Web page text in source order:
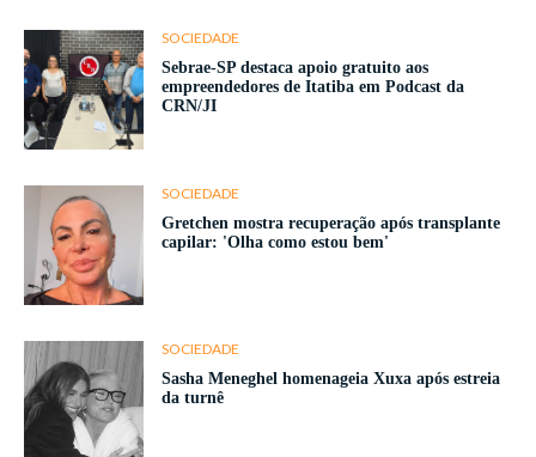
SOCIEDADE
Sebrae-SP destaca apoio gratuito aos
empreendedores de Itatiba em Podcast da
CRN/JI
SOCIEDADE
Gretchen mostra recuperação após transplante
capilar: 'Olha como estou bem'
SOCIEDADE
Sasha Meneghel homenageia Xuxa após estreia
da turnê